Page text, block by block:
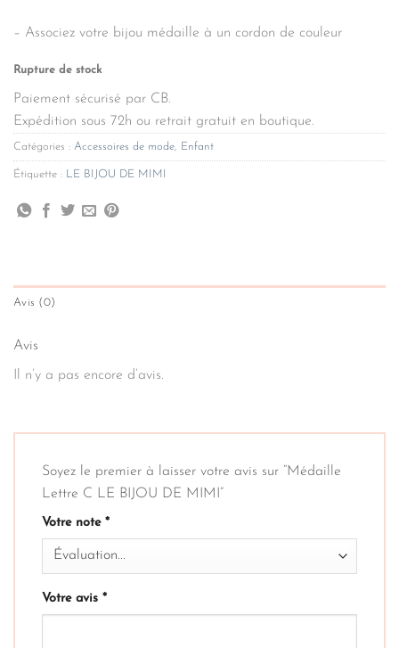
– Associez votre bijou médaille à un cordon de couleur
Rupture de stock
Paiement sécurisé par CB.
Expédition sous 72h ou retrait gratuit en boutique.
Catégories : Accessoires de mode, Enfant
Étiquette : LE BIJOU DE MIMI
Avis (0)
Avis
Il n’y a pas encore d’avis.
Soyez le premier à laisser votre avis sur “Médaille
Lettre C LE BIJOU DE MIMI”
Votre note *
Votre avis *